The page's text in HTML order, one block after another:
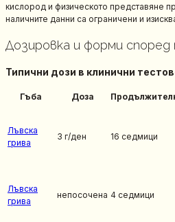
кислород и физическото представяне
наличните данни са ограничени и
Дозировка и форми според
Типични дози в клинични
Гъба Доза
Лъвска
грива
3 г/ден 16 седмици
Лъвска
грива
непосочена 4 седмици